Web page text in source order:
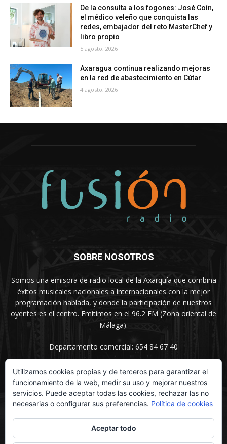
De la consulta a los fogones: José Coín,
el médico veleño que conquista las
redes, embajador del reto MasterChef y
libro propio
5 agosto, 2026
Axaragua continua realizando mejoras
en la red de abastecimiento en Cútar
4 agosto, 2026
SOBRE NOSOTROS
Somos una emisora de radio local de la Axarquía que combina
éxitos musicales nacionales a internacionales con la mejor
programación hablada, y donde la participación de nuestros
oyentes es el centro. Emitimos en el 96.2 FM (Zona oriental de
Málaga).
Departamento comercial: 654 84 67 40
SÍGUENOS
Utilizamos cookies propias y de terceros para garantizar el
funcionamiento de la web, medir su uso y mejorar nuestros
servicios. Puede aceptar todas las cookies, rechazar las no
necesarias o configurar sus preferencias. Política de cookies
Aceptar todo